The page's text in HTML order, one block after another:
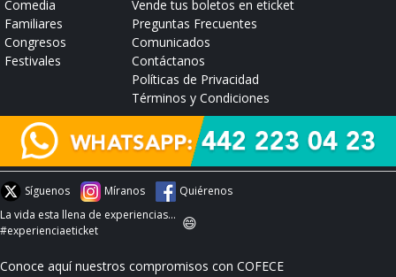
Comedia
Familiares
Congresos
Festivales
Vende tus boletos en eticket
Preguntas Frecuentes
Comunicados
Contáctanos
Políticas de Privacidad
Términos y Condiciones
Síguenos Míranos
Quiérenos
La vida esta llena de experiencias...
#experienciaeticket
😄
Conoce aquí nuestros compromisos con COFECE